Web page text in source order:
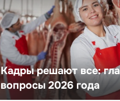
Кадры решают все:
вопросы 2026 года